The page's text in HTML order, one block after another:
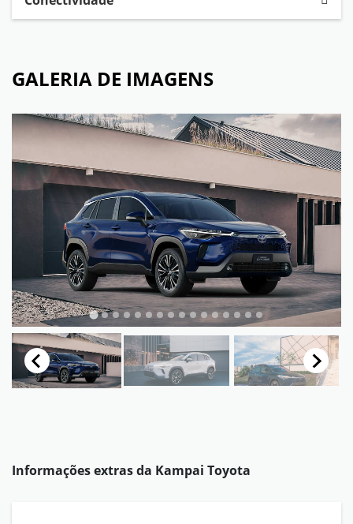
GALERIA DE IMAGENS
Informações extras da Kampai Toyota